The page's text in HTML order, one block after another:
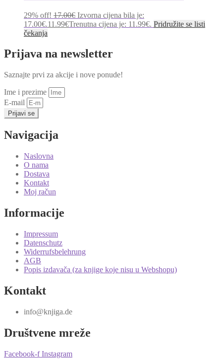
29% off! 17.00€ Izvorna cijena bila je:
17.00€.11.99€Trenutna cijena je: 11.99€. Pridružite se listi
čekanja
Prijava na newsletter
Saznajte prvi za akcije i nove ponude!
Ime i prezime
E-mail
Prijavi se
Navigacija
Naslovna
O nama
Dostava
Kontakt
Moj račun
Informacije
Impressum
Datenschutz
Widerrufsbelehrung
AGB
Popis izdavača (za knjige koje nisu u Webshopu)
Kontakt
info@knjiga.de
Društvene mreže
Facebook-f Instagram